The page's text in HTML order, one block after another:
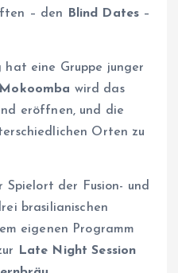
– den Blind Dates –
hat eine Gruppe junger
Mokoomba wird das
eröffnen, und die
Orten zu
der Fusion- und
brasilianischen
eigenen Programm
Late Night Session